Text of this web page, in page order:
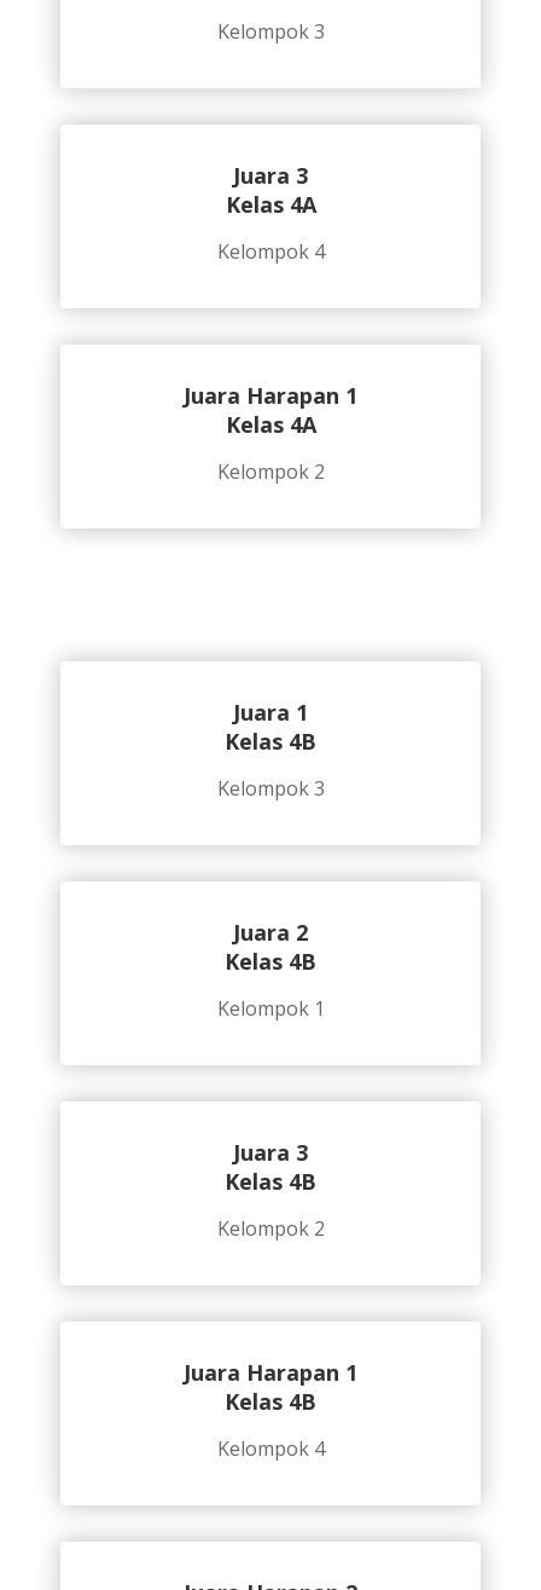
Kelompok 3
Juara 3
Kelas 4A
Kelompok 4
Juara Harapan 1
Kelas 4A
Kelompok 2
Juara 1
Kelas 4B
Kelompok 3
Juara 2
Kelas 4B
Kelompok 1
Juara 3
Kelas 4B
Kelompok 2
Juara Harapan 1
Kelas 4B
Kelompok 4